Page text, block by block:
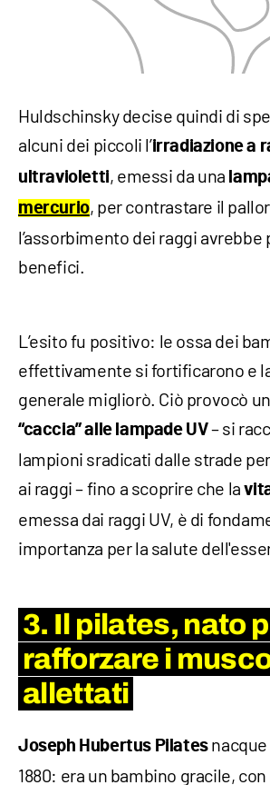
Huldschinsky decise quindi di
alcuni dei piccoli l’irradiazione a
ultravioletti, emessi da una
mercurio, per contrastare il
l’assorbimento dei raggi
benefici.
L’esito fu positivo: le ossa dei
effettivamente si fortificarono e
generale migliorò. Ciò provocò
“caccia” alle lampade UV– si
lampioni sradicati dalle strade
ai raggi – fino a scoprire che la
emessa dai raggi UV, è di
importanza per la salute
3. Il pilates, nato
rafforzare i
allettati
Joseph Hubertus Pilatesnacque
1880: era un bambino gracile,